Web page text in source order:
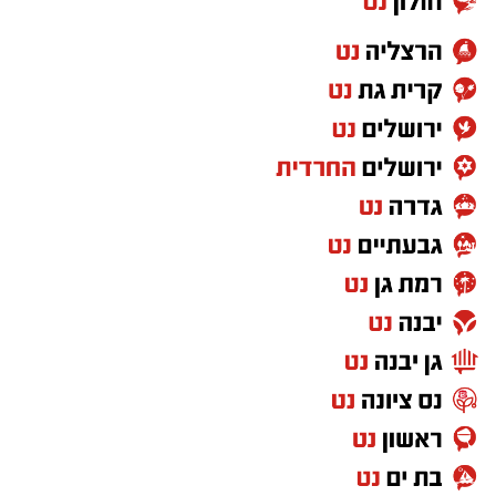
הישראלית.
"משחק של דמעות" – נקמת הטרקטור
כאן כבר ההומור יורד כמה דרגות והשיר לוקח אותנו
אל הצד הכואב של המציאות. "משחק של דמעות"
נוגע במציאות הביטחונית, באובדן ובתחושה של
האדם הפשוט מול החלטות שמתקבלות הרחק
ממנו. זה שיר שמצליח להעביר תחושת תסכול
וחוסר אונים בלי להפוך לנאום פוליטי – ודווקא
בגלל זה הוא נשאר חזק.
"לונדון" – חוה אלברשטיין בית אנגליה כבר לא
מחכה לאף ישראלי
ואז מגיע הרגע שבו כבר נמאס מהכול ורוצים